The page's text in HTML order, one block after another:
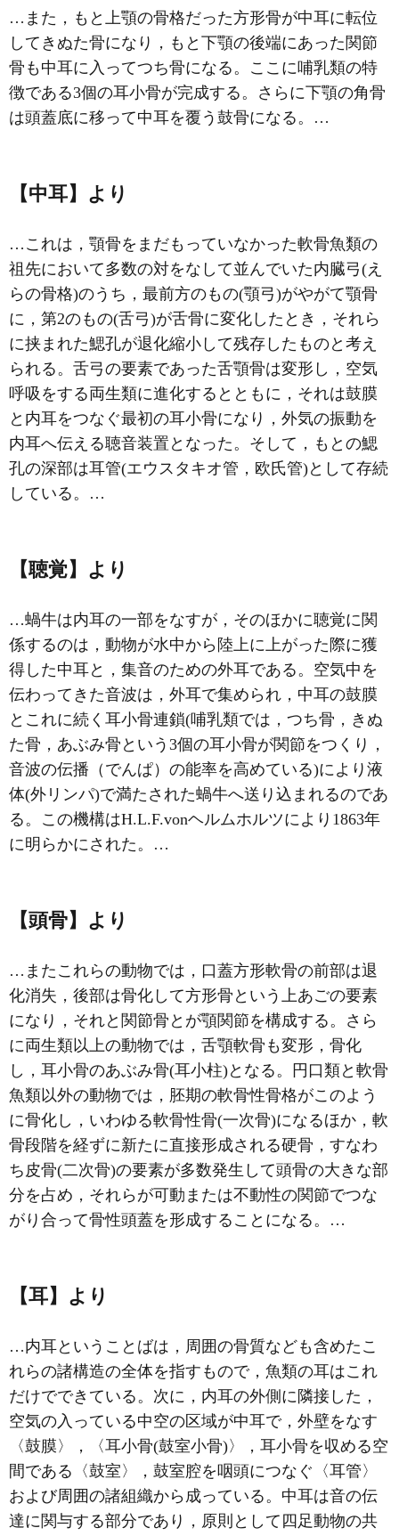
…また，もと上顎の骨格だった方形骨が中耳に転位
してきぬた骨になり，もと下顎の後端にあった関節
骨も中耳に入ってつち骨になる。ここに哺乳類の特
徴である3個の耳小骨が完成する。さらに下顎の角骨
は頭蓋底に移って中耳を覆う鼓骨になる。…
【中耳】より
…これは，顎骨をまだもっていなかった軟骨魚類の
祖先において多数の対をなして並んでいた内臓弓(え
らの骨格)のうち，最前方のもの(顎弓)がやがて顎骨
に，第2のもの(舌弓)が舌骨に変化したとき，それら
に挟まれた鰓孔が退化縮小して残存したものと考え
られる。舌弓の要素であった舌顎骨は変形し，空気
呼吸をする両生類に進化するとともに，それは鼓膜
と内耳をつなぐ最初の耳小骨になり，外気の振動を
内耳へ伝える聴音装置となった。そして，もとの鰓
孔の深部は耳管(エウスタキオ管，欧氏管)として存続
している。…
【聴覚】より
…蝸牛は内耳の一部をなすが，そのほかに聴覚に関
係するのは，動物が水中から陸上に上がった際に獲
得した中耳と，集音のための外耳である。空気中を
伝わってきた音波は，外耳で集められ，中耳の鼓膜
とこれに続く耳小骨連鎖(哺乳類では，つち骨，きぬ
た骨，あぶみ骨という3個の耳小骨が関節をつくり，
音波の伝播（でんぱ）の能率を高めている)により液
体(外リンパ)で満たされた蝸牛へ送り込まれるのであ
る。この機構はH.L.F.vonヘルムホルツにより1863年
に明らかにされた。…
【頭骨】より
…またこれらの動物では，口蓋方形軟骨の前部は退
化消失，後部は骨化して方形骨という上あごの要素
になり，それと関節骨とが顎関節を構成する。さら
に両生類以上の動物では，舌顎軟骨も変形，骨化
し，耳小骨のあぶみ骨(耳小柱)となる。円口類と軟骨
魚類以外の動物では，胚期の軟骨性骨格がこのよう
に骨化し，いわゆる軟骨性骨(一次骨)になるほか，軟
骨段階を経ずに新たに直接形成される硬骨，すなわ
ち皮骨(二次骨)の要素が多数発生して頭骨の大きな部
分を占め，それらが可動または不動性の関節でつな
がり合って骨性頭蓋を形成することになる。…
【耳】より
…内耳ということばは，周囲の骨質なども含めたこ
れらの諸構造の全体を指すもので，魚類の耳はこれ
だけでできている。次に，内耳の外側に隣接した，
空気の入っている中空の区域が中耳で，外壁をなす
〈鼓膜 〉，〈耳小骨(鼓室小骨)〉，耳小骨を収める空
間である〈鼓室〉，鼓室腔を咽頭につなぐ〈耳管 〉
および周囲の諸組織から成っている。中耳は音の伝
達に関与する部分であり，原則として四足動物の共